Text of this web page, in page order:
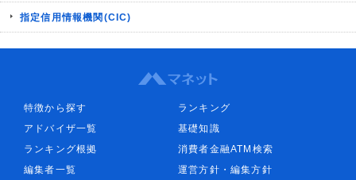
指定信用情報機関(CIC)
特徴から探す
ランキング
アドバイザ一覧
基礎知識
ランキング根拠
消費者金融ATM検索
編集者一覧
運営方針・編集方針